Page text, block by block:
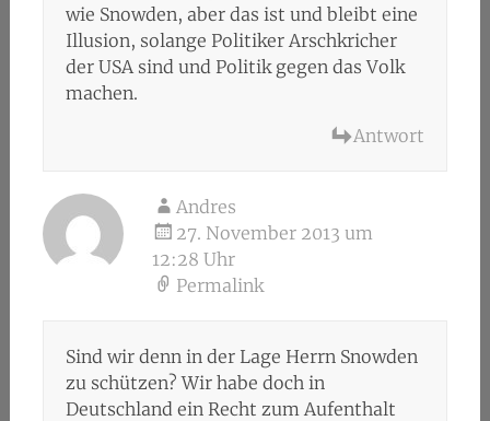
wie Snowden, aber das ist und bleibt eine
Illusion, solange Politiker Arschkricher
der USA sind und Politik gegen das Volk
machen.
Antwort
Andres
27. November 2013 um
12:28 Uhr
Permalink
Sind wir denn in der Lage Herrn Snowden
zu schützen? Wir habe doch in
Deutschland ein Recht zum Aufenthalt